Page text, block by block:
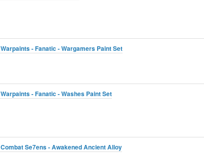
- Fanatic - Wargamers Paint Set
- Fanatic - Washes Paint Set
Se7ens - Awakened Ancient Alloy